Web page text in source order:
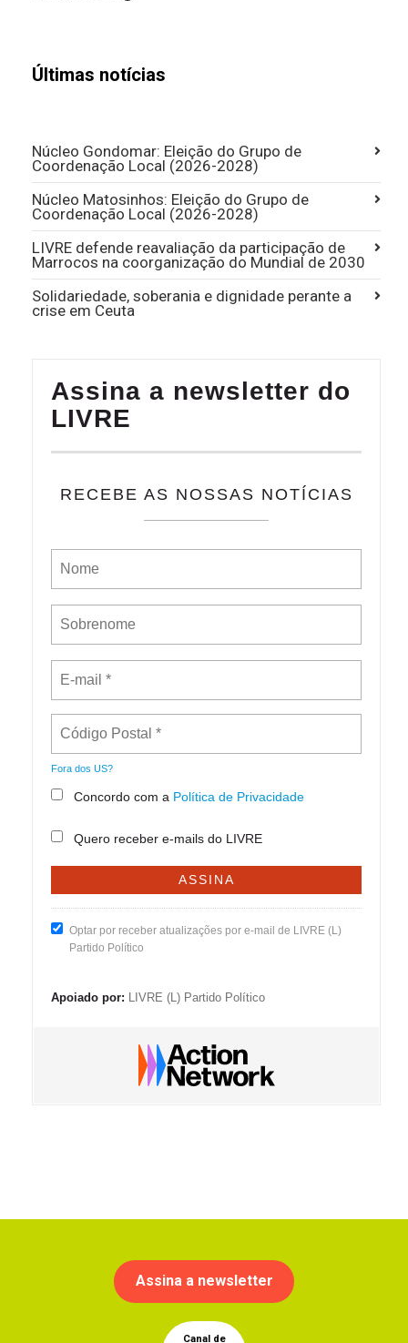
Últimas notícias
Núcleo Gondomar: Eleição do Grupo de
Coordenação Local (2026-2028)
Núcleo Matosinhos: Eleição do Grupo de
Coordenação Local (2026-2028)
LIVRE defende reavaliação da participação de
Marrocos na coorganização do Mundial de 2030
Solidariedade, soberania e dignidade perante a
crise em Ceuta
Assina a newsletter do
LIVRE
RECEBE AS NOSSAS NOTÍCIAS
Fora dos US?
Concordo com a Política de Privacidade
Quero receber e-mails do LIVRE
Optar por receber atualizações por e-mail de LIVRE (L)
Partido Político
Apoiado por: LIVRE (L) Partido Político
Assina a newsletter
Canal de